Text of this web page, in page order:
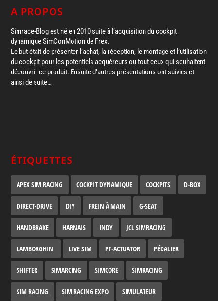
A PROPOS
Simrace-Blog est né en 2010 suite à l’acquisition du cockpit
dynamique SimConMotion de Frex.
Le but était de présenter l’achat, la réception, le montage et l’utilisation
du cockpit pour les potentiels acquéreurs ou tout ceux qui souhaitent
découvrir ce produit. Ensuite d’autres présentations ont suivies et
ainsi de suite…
ÉTIQUETTES
APEX SIM RACING COCKPIT DYNAMIQUE COCKPITS D-BOX
DIRECT-DRIVE DIY FREIN À MAIN G-SEAT
HANDBRAKE HARNAIS INDY JCL SIMRACING
LAMBORGHINI LIVE SIM PT-ACTUATOR PÉDALIER
SHIFTER SIMARCING SIMCORE SIMRACING
SIM RACING SIM RACING EXPO SIMULATEUR